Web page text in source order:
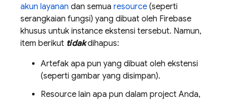
akun layanan dan semua resource (seperti
serangkaian fungsi) yang dibuat oleh Firebase
khusus untuk instance ekstensi tersebut. Namun,
item berikut tidakdihapus:
Artefak apa pun yang dibuat oleh ekstensi
(seperti gambar yang disimpan).
Resource lain apa pun dalam project Anda,